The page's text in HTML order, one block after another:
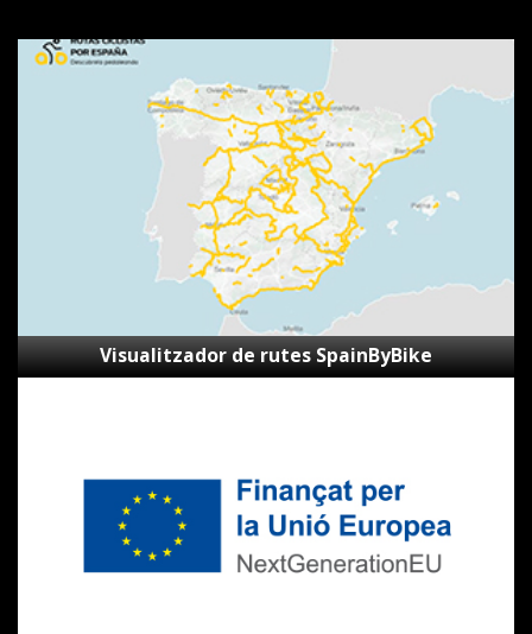
Visualitzador
Visualitzador de rutes SpainByBike